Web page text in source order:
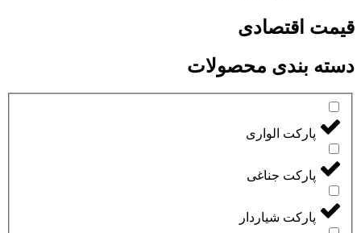
قیمت اقتصادی
دسته بندی محصولات
پارکت الواری
پارکت جناغی
پارکت شیاردار